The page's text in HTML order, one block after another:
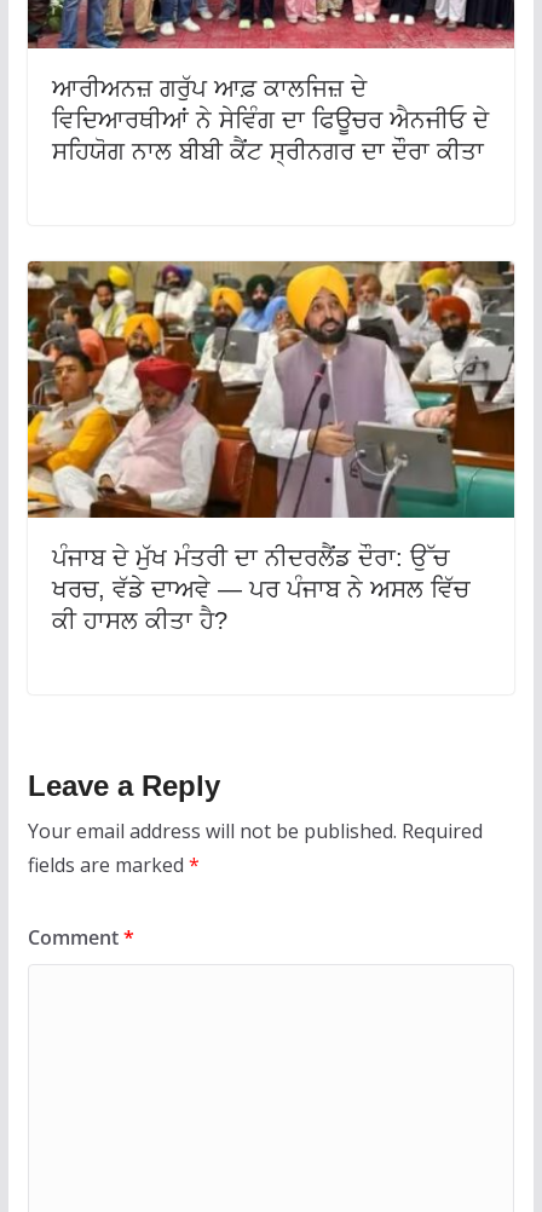
ਆਰੀਅਨਜ਼ ਗਰੁੱਪ ਆਫ਼ ਕਾਲਜਿਜ਼ ਦੇ
ਵਿਦਿਆਰਥੀਆਂ ਨੇ ਸੇਵਿੰਗ ਦਾ ਫਿਊਚਰ ਐਨਜੀਓ ਦੇ
ਸਹਿਯੋਗ ਨਾਲ ਬੀਬੀ ਕੈਂਟ ਸ੍ਰੀਨਗਰ ਦਾ ਦੌਰਾ ਕੀਤਾ
ਪੰਜਾਬ ਦੇ ਮੁੱਖ ਮੰਤਰੀ ਦਾ ਨੀਦਰਲੈਂਡ ਦੌਰਾ: ਉੱਚ
ਖਰਚ, ਵੱਡੇ ਦਾਅਵੇ — ਪਰ ਪੰਜਾਬ ਨੇ ਅਸਲ ਵਿੱਚ
ਕੀ ਹਾਸਲ ਕੀਤਾ ਹੈ?
Leave a Reply
Your email address will not be published. Required
fields are marked *
Comment*